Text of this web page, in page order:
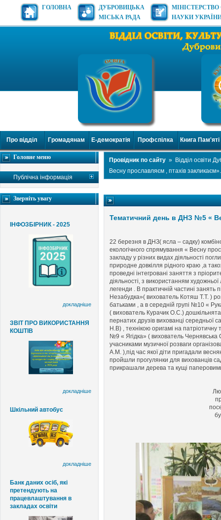
ГОЛОВНА
ДУБРОВИЦЬКА
МІСЬКА РАДА
МІНІСТЕРСТВО
НАУКИ
Про відділ Громадянам Е-демократія Профспілка Книга Пам'яті
Головне меню
Публічна інформація
Зверніть увагу
ІНФОЗБІРНИК - 2025
докладніше
ЗВІТ ПРО ВИКОРИСТАННЯ
КОШТІВ
докладніше
Шкільний автобус
докладніше
Банк даних осіб, які
претендують на
працевлаштування в
закладах освіти
Провідник по сайту » Відділ освіти
Весну прославляєм , птахів закликаєм».
Тематичний день в ДНЗ №5 «
22 березня в ДНЗ( ясла – садку)
екологічного спрямування « Весну
закладу у різних видах діяльності
природне довкілля рідного краю ,а
проведні інтегровані заняття з
діяльності, з використанням
легенди . В практичній частині занять
Незабудка»( вихователь Котяш Т.Т. )
батьками , а в середній групі №10 «
( вихователь Курачик О.С.)
пернатих друзів вихованці
Н.В) , технікою оригамі на патріотичну
№9 « Ягідка» ( вихователь Чернявська
учасниками музичної розваги
А.М. ),під час якої діти пригадали
пройшли прогулянки для вихованців
прикрашали дерева та кущі